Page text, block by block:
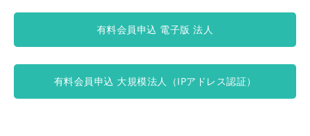
有料会員申込 電子版 法人
有料会員申込 大規模法人（IPアドレス認証）